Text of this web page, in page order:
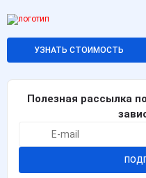
УЗНАТЬ СТОИМОСТЬ
Полезная рассылка